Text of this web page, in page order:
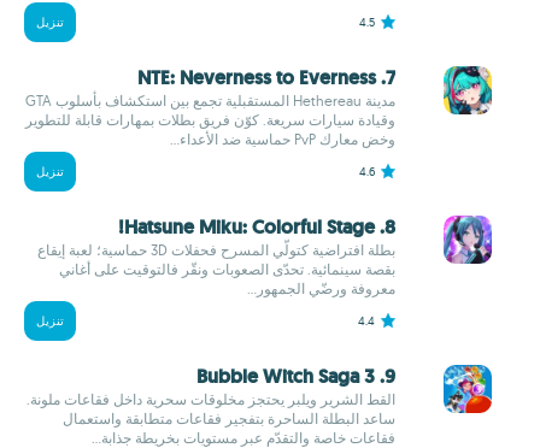
4.5 تنزيل
7. NTE: Neverness to Everness
مدينة Hethereau المستقبلية تجمع بين استكشاف بأسلوب GTA
وقيادة سيارات سريعة. كوّن فريق بطلات بمهارات قابلة للتطوير
وخض معارك PvP حماسية ضد الأعداء...
4.6 تنزيل
8. Hatsune Miku: Colorful Stage!
بطلة افتراضية كتولّي المسرح فحفلات 3D حماسية؛ لعبة إيقاع
بقصة سينمائية. تحدّى الصعوبات ونقّر فالتوقيت على أغاني
معروفة ورضّي الجمهور...
4.4 تنزيل
9. Bubble Witch Saga 3
القط الشرير ويلبر يحتجز مخلوقات سحرية داخل فقاعات ملونة.
ساعد البطلة الساحرة بتفجير فقاعات متطابقة واستعمال
فقاعات خاصة والتقدّم عبر مستويات بخريطة جذابة...